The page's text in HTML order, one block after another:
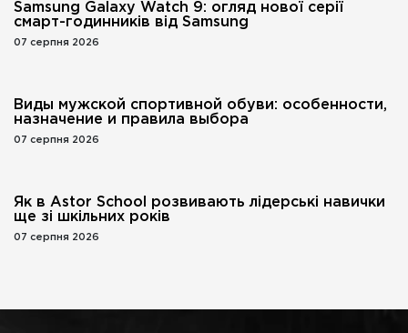
Samsung Galaxy Watch 9: огляд нової серії
смарт-годинників від Samsung
07 серпня 2026
Виды мужской спортивной обуви: особенности,
назначение и правила выбора
07 серпня 2026
Як в Astor School розвивають лідерські навички
ще зі шкільних років
07 серпня 2026